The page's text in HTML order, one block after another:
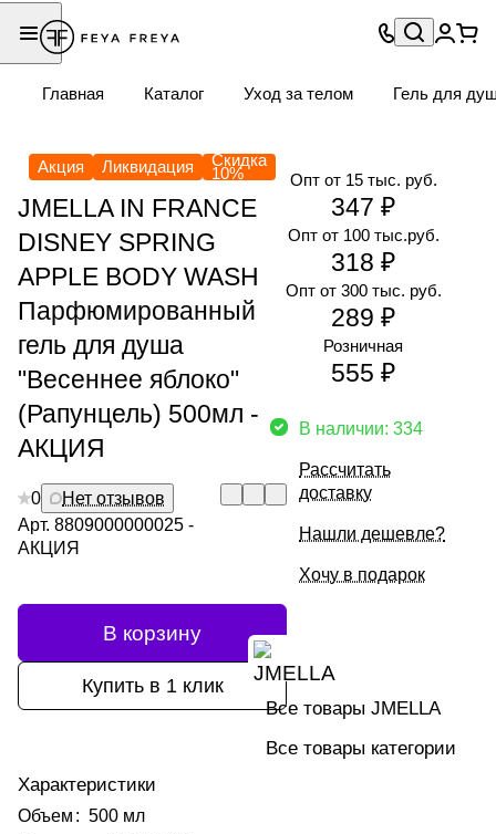
Главная Каталог Уход за телом Гель для
Акция Ликвидация Скидка
10%
JMELLA IN FRANCE
DISNEY SPRING
APPLE BODY WASH
Парфюмированный
гель для душа
"Весеннее яблоко"
(Рапунцель) 500мл -
АКЦИЯ
0
Нет отзывов
Арт. 8809000000025 -
АКЦИЯ
В корзину
Купить в 1 клик
Характеристики
Объем : 500 мл
Опт от 300 тыс. руб.
289 ₽
Опт от 15 тыс. руб.
347 ₽
Опт от 100 тыс.руб.
318 ₽
Розничная
555 ₽
В наличии: 334
Рассчитать
доставку
Нашли дешевле?
Хочу в подарок
Все товары JMELLA
Все товары категории